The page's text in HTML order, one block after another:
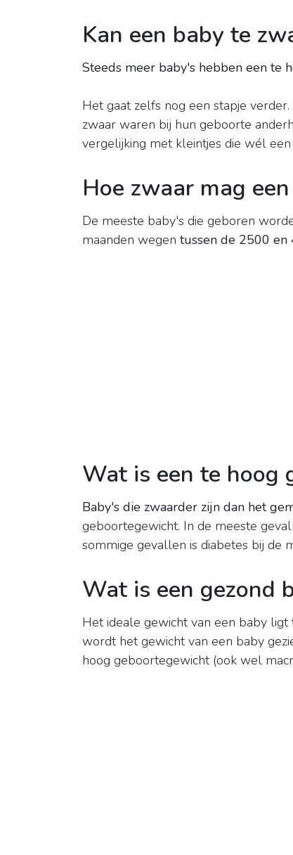
Kan een baby te
Steeds meer baby's hebben een te
Het gaat zelfs nog een stapje
zwaar waren bij hun geboorte
vergelijking met kleintjes die wél
Hoe zwaar mag
De meeste baby's die geboren
maanden wegen tussen de 2500
Wat is een te hoog
Baby's die zwaarder zijn dan het
geboortegewicht. In de meeste
sommige gevallen is diabetes bij de
Wat is een gezond
Het ideale gewicht van een baby ligt
wordt het gewicht van een baby
hoog geboortegewicht (ook wel